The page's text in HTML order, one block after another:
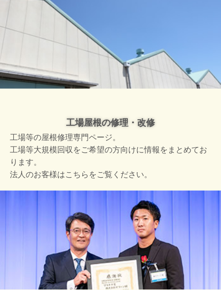
工場屋根の修理・改修
工場等の屋根修理専門ページ。
工場等大規模回収をご希望の方向けに情報をまとめてお
ります。
法人のお客様はこちらをご覧ください。